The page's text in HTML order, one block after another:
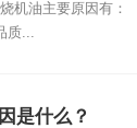
机油主要原因有：
质...
是什么？